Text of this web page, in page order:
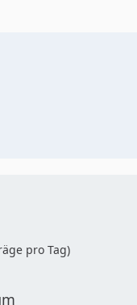
pro Tag)